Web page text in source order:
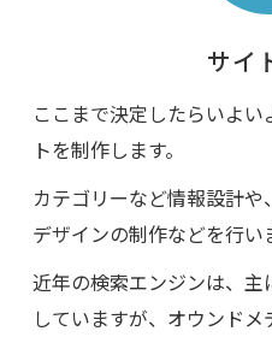
サイ
ここまで決定したらいよ
トを制作します。
カテゴリーなど情報設計
デザインの制作などを行い
近年の検索エンジンは、
していますが、オウンド